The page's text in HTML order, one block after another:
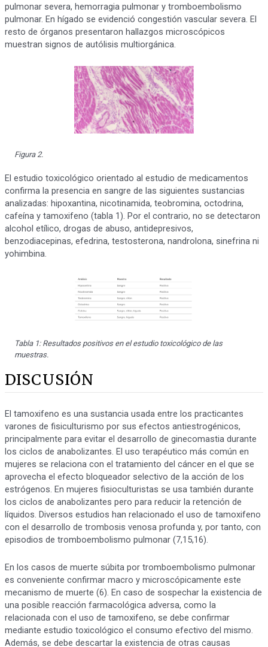
pulmonar severa, hemorragia pulmonar y tromboembolismo
pulmonar. En hígado se evidenció congestión vascular severa. El
resto de órganos presentaron hallazgos microscópicos
muestran signos de autólisis multiorgánica.
Figura 2.
El estudio toxicológico orientado al estudio de medicamentos
confirma la presencia en sangre de las siguientes sustancias
analizadas: hipoxantina, nicotinamida, teobromina, octodrina,
cafeína y tamoxifeno (tabla 1). Por el contrario, no se detectaron
alcohol etílico, drogas de abuso, antidepresivos,
benzodiacepinas, efedrina, testosterona, nandrolona, sinefrina ni
yohimbina.
Tabla 1: Resultados positivos en el estudio toxicológico de las
muestras.
DISCUSIÓN
El tamoxifeno es una sustancia usada entre los practicantes
varones de fisiculturismo por sus efectos antiestrogénicos,
principalmente para evitar el desarrollo de ginecomastia durante
los ciclos de anabolizantes. El uso terapéutico más común en
mujeres se relaciona con el tratamiento del cáncer en el que se
aprovecha el efecto bloqueador selectivo de la acción de los
estrógenos. En mujeres fisioculturistas se usa también durante
los ciclos de anabolizantes pero para reducir la retención de
líquidos. Diversos estudios han relacionado el uso de tamoxifeno
con el desarrollo de trombosis venosa profunda y, por tanto, con
episodios de tromboembolismo pulmonar (7,15,16).
En los casos de muerte súbita por tromboembolismo pulmonar
es conveniente confirmar macro y microscópicamente este
mecanismo de muerte (6). En caso de sospechar la existencia de
una posible reacción farmacológica adversa, como la
relacionada con el uso de tamoxifeno, se debe confirmar
mediante estudio toxicológico el consumo efectivo del mismo.
Además, se debe descartar la existencia de otras causas